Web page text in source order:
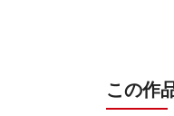
この作